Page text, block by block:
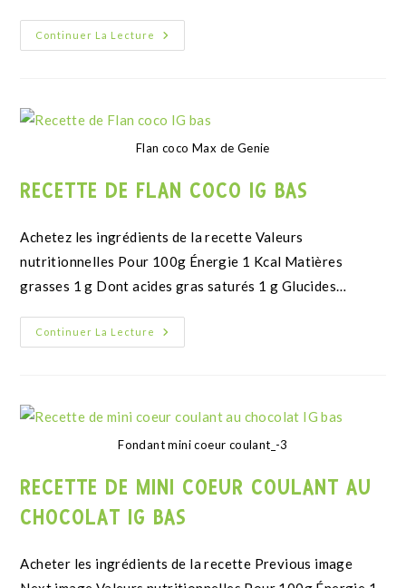
INFORMATIONS
FAQ
Conditions générales de vente
ON RESTE EN CONTACT ?
Inscrivez-vous pour recevoir toutes nos actualités
gourmandes et bénéficiez de -10% sur votre première